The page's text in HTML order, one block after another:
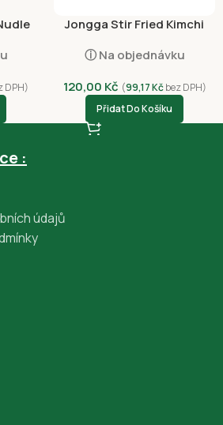
DPH)
Jongga Stir Fried Kimchi
ⓘ Na objednávku
120,00 Kč (99,17Kčbez DPH)
Přidat Do Košíku
:
údajů